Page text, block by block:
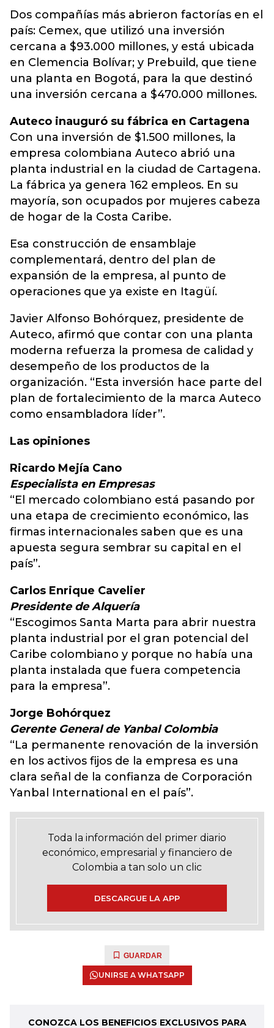
Dos compañías más abrieron factorías en el
país: Cemex, que utilizó una inversión
cercana a $93.000 millones, y está ubicada
en Clemencia Bolívar; y Prebuild, que tiene
una planta en Bogotá, para la que destinó
una inversión cercana a $470.000 millones.
Auteco inauguró su fábrica en Cartagena
Con una inversión de $1.500 millones, la
empresa colombiana Auteco abrió una
planta industrial en la ciudad de Cartagena.
La fábrica ya genera 162 empleos. En su
mayoría, son ocupados por mujeres cabeza
de hogar de la Costa Caribe.
Esa construcción de ensamblaje
complementará, dentro del plan de
expansión de la empresa, al punto de
operaciones que ya existe en Itagüí.
Javier Alfonso Bohórquez, presidente de
Auteco, afirmó que contar con una planta
moderna refuerza la promesa de calidad y
desempeño de los productos de la
organización. “Esta inversión hace parte del
plan de fortalecimiento de la marca Auteco
como ensambladora líder”.
Las opiniones
Ricardo Mejía Cano
Especialista en Empresas
“El mercado colombiano está pasando por
una etapa de crecimiento económico, las
firmas internacionales saben que es una
apuesta segura sembrar su capital en el
país”.
Carlos Enrique Cavelier
Presidente de Alquería
“Escogimos Santa Marta para abrir nuestra
planta industrial por el gran potencial del
Caribe colombiano y porque no había una
planta instalada que fuera competencia
para la empresa”.
Jorge Bohórquez
Gerente General de Yanbal Colombia
“La permanente renovación de la inversión
en los activos fijos de la empresa es una
clara señal de la confianza de Corporación
Yanbal International en el país”.
Toda la información del primer diario
económico, empresarial y financiero de
Colombia a tan solo un clic
DESCARGUE LA APP
GUARDAR
UNIRSE A WHATSAPP
CONOZCA LOS BENEFICIOS EXCLUSIVOS PARA